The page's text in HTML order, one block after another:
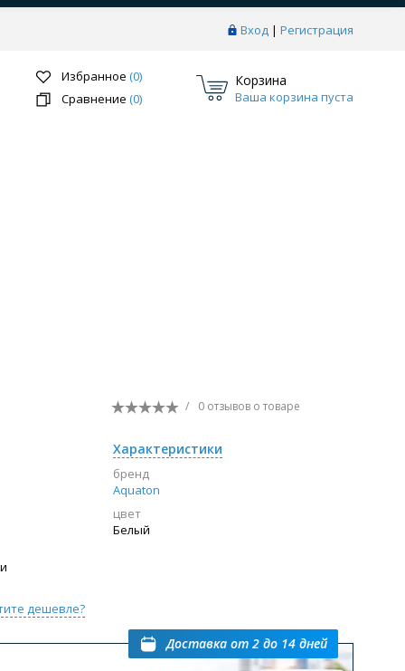
Вход | Регистрация
Избранное (0)
Сравнение (0)
Корзина
Ваша корзина пуста
Перейти в раздел
/ 0 отзывов о товаре
Характеристики
бренд
Aquaton
цвет
Белый
дешевле?
Доставка от 2 до 14 дней